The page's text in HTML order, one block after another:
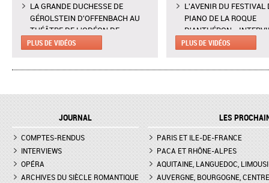
LA GRANDE DUCHESSE DE
GÉROLSTEIN D'OFFENBACH AU
THÉÂTRE DE L'ODÉON DE
MARSEILLE - EXTRAIT DE "AH !
L'ENLÈVEMENT AU SÉRAIL AU
- INTERVIEW DE MANON
LA GRANDE DUCHESSE DE
GÉROLSTEIN D'OFFENBACH AU
THÉÂTRE DE L'ODÉON DE
MARSEILLE - INTERVIEW D'YVES
COUDRAY, METTEUR EN SCÈN
PLUS DE VIDÉOS
L'AVENIR DU FESTIVAL
PIANO DE LA ROQUE
D'ANTHÉRON -
CLAIRE DÉSERT, CO-
MARTINA MEOLA
BUNIATISHVILI AU
D'ANTHÉRON
FESTIVAL DE PIANO DE
ROQUE D'ANTHÉON -
DE LA PRÉSENTATION
PIANOS
PLUS DE VIDÉOS
JOURNAL
COMPTES-RENDUS
INTERVIEWS
OPÉRA
ARCHIVES DU SIÈCLE ROMANTIQUE
LES
PARIS ET ILE-DE-FRANCE
PACA ET RHÔNE-ALPES
AQUITAINE, LANGUEDOC,
AUVERGNE, BOURGOGNE, CENTRE